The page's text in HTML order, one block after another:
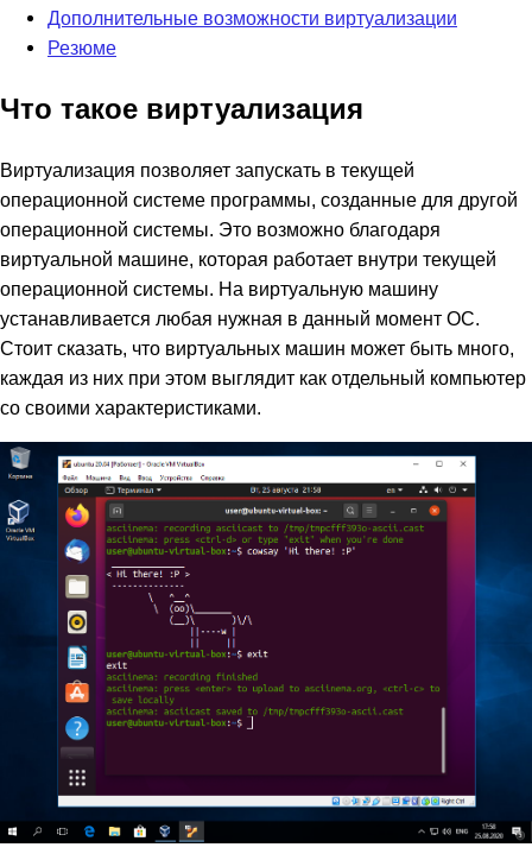
Дополнительные возможности виртуализации
Резюме
Что такое виртуализация
Виртуализация позволяет запускать в текущей
операционной системе программы, созданные для другой
операционной системы. Это возможно благодаря
виртуальной машине, которая работает внутри текущей
операционной системы. На виртуальную машину
устанавливается любая нужная в данный момент ОС.
Стоит сказать, что виртуальных машин может быть много,
каждая из них при этом выглядит как отдельный компьютер
со своими характеристиками.